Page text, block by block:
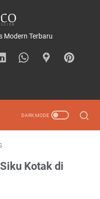
Modern Terbaru
Kotak di